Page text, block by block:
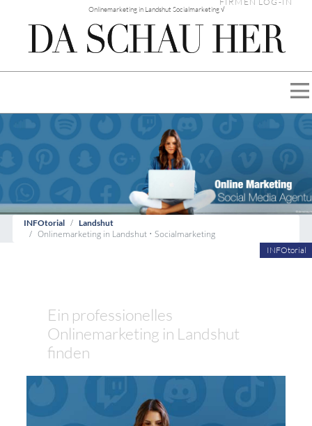
Onlinemarketing in Landshut Socialmarketing √
INFOtorial Landshut
Onlinemarketing in Landshut • Socialmarketing
INFOtorial
Ein professionelles
Onlinemarketing in Landshut
finden